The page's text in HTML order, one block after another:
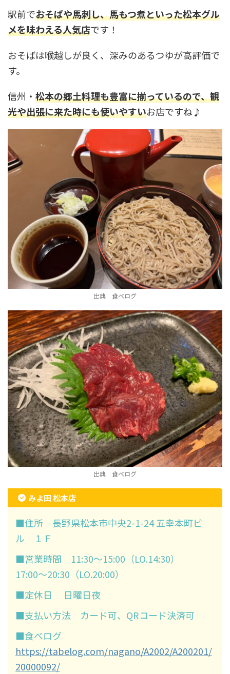
駅前でおそばや馬刺し、馬もつ煮といった松本グル
メを味わえる人気店です！
おそばは喉越しが良く、深みのあるつゆが高評価で
す。
信州・ 松本の郷土料理も豊富に揃っているので、観
光や出張に来た時にも使いやすいお店ですね♪
出典 食べログ
出典 食べログ
みよ田 松本店
■住所 長野県松本市中央2-1-24 五幸本町ビ
ル １Ｆ
■営業時間 11:30〜15:00（LO.14:30）
17:00〜20:30（LO.20:00）
■定休日 日曜日夜
■支払い方法 カード可、QRコード決済可
■食べログ
https://tabelog.com/nagano/A2002/A200201/
20000092/